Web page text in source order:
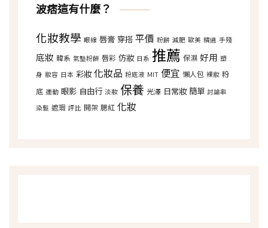
波痞這有什麼？
化妝教學 眼線 唇膏 穿搭 平價 粉餅 減肥 歐美 精選 手殘
底妝 韓系 氣墊粉餅 唇彩 仿妝 日系 推薦 保濕 好用 塑
身 妝容 日本 彩妝 化妝品 粉底液 MIT 便宜 懶人包 裸妝 粉
底 運動 眼影 自由行 淡妝 保養 光澤 日常妝 簡單 討論串
染髮 遮瑕 評比 開架 腮紅 化妝